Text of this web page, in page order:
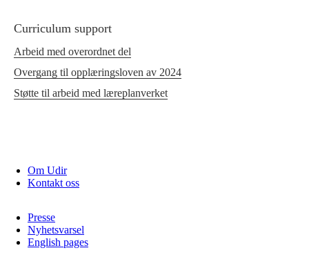
Curriculum support
Arbeid med overordnet del
Overgang til opplæringsloven av 2024
Støtte til arbeid med læreplanverket
Om Udir
Kontakt oss
Presse
Nyhetsvarsel
English pages